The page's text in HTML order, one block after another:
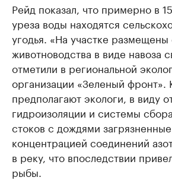
Рейд показал, что примерно в
уреза воды находятся
угодья. «На участке размещены
животноводства в виде навоза
отметили в региональной
организации «Зеленый фронт».
предполагают экологи, в виду
гидроизоляции и системы
стоков с дождями
концентрацией соединений
в реку, что впоследствии
рыбы.